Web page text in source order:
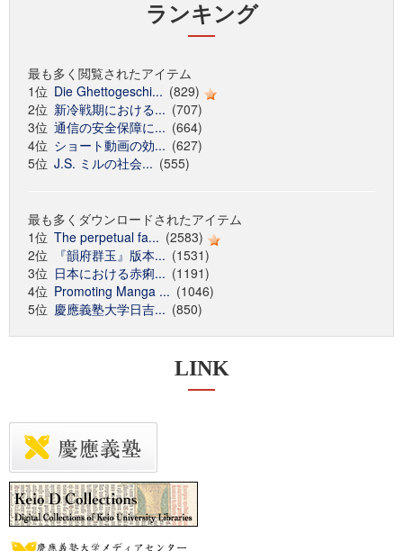
ランキング
最も多く閲覧されたアイテム
1位 Die Ghettogeschi... (829)
2位 新冷戦期における... (707)
3位 通信の安全保障に... (664)
4位 ショート動画の効... (627)
5位 J.S. ミルの社会... (555)
最も多くダウンロードされたアイテム
1位 The perpetual fa... (2583)
2位
『韻府群玉』版本... (1531)
3位 日本における赤痢... (1191)
4位 Promoting Manga ... (1046)
5位 慶應義塾大学日吉... (850)
LINK